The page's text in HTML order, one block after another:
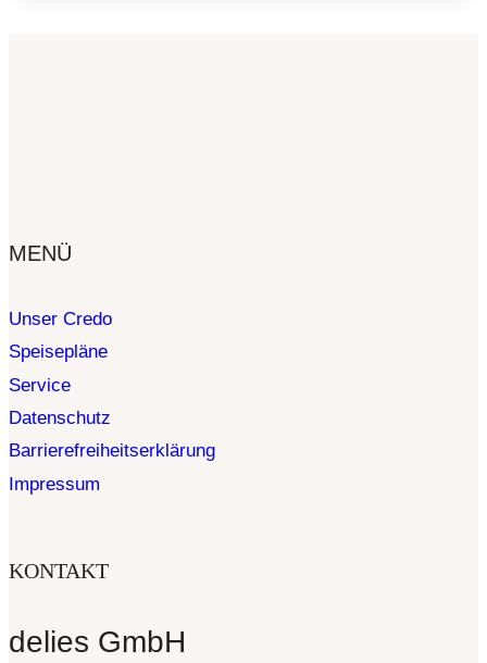
MENÜ
Unser Credo
Speisepläne
Service
Datenschutz
Barrierefreiheitserklärung
Impressum
KONTAKT
delies GmbH